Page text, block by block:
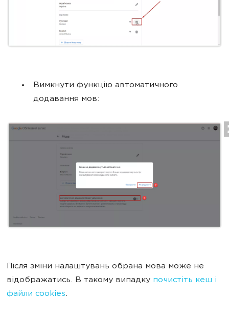
Вимкнути функцію автоматичного
додавання мов:
Після зміни налаштувань обрана мова може не
відображатись. В такому випадку почистіть кеш і
файли cookies.